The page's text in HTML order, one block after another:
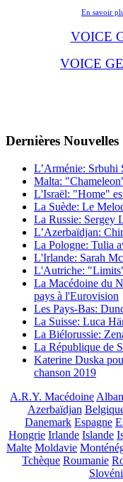
En savoir
VOICE
VOICE
Dernières Νouvelles
L’Arménie: Srbuhi
Malta:
L'Israël: "Home"
La Suède: Le
La Russie: Sergey
L’Azerbaïdjan:
La Pologne: Tulia
L'Irlande: Sarah
L'Autriche:
La Macédoine du
pays à l'Eurovision
Les Pays-Bas:
La Suisse: Luca
La Biélorussie:
La République de
Katerine Duska
chanson 2019
A.R.Y. Macédoine
Azerbaïdjan
Danemark Espagne
Hongrie Irlande Islande
Malte Moldavie
Tchèque Roumanie